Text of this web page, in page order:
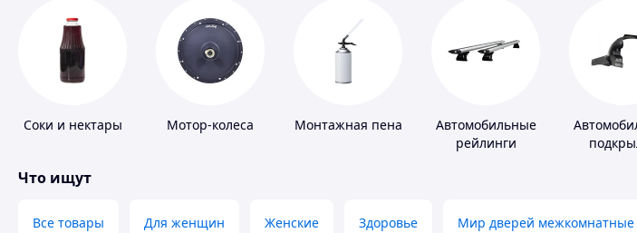
Соки и нектары Мотор-колеса Монтажная пена
Автомобильные
рейлинги
Что ищут
Все товары Для женщин Женские Здоровье Мир дверей межкомнатные